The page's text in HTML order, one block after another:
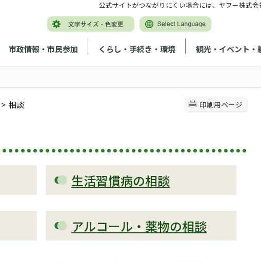
市政情報・市民参加 くらし・手続き・環境 観光・イベント・
公式サイトがつながりにくい場合には、ヤフー株式
印刷用ページ
> 相談
生活習慣病の相談
アルコール・薬物の相談